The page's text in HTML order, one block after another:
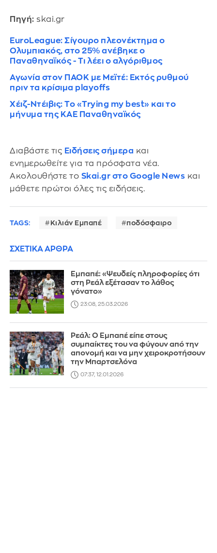
Πηγή: skai.gr
EuroLeague: Σίγουρο πλεονέκτημα ο
Ολυμπιακός, στο 25% ανέβηκε ο
Παναθηναϊκός - Τι λέει ο αλγόριθμος
Αγωνία στον ΠΑΟΚ με Μεϊτέ: Εκτός ρυθμού
πριν τα κρίσιμα playoffs
Χέιζ-Ντέιβις: Το «Trying my best» και το
μήνυμα της ΚΑΕ Παναθηναϊκός
Διαβάστε τις Ειδήσεις σήμερα και
ενημερωθείτε για τα πρόσφατα νέα.
Ακολουθήστε το Skai.gr στο Google News και
μάθετε πρώτοι όλες τις ειδήσεις.
TAGS: Κιλιάν Εμπαπέ ποδόσφαιρο
ΣΧΕΤΙΚΑ ΑΡΘΡΑ
Εμπαπέ: «Ψευδείς πληροφορίες ότι
στη Ρεάλ εξέτασαν το λάθος
γόνατο»
23:08, 25.03.2026
Ρεάλ: Ο Εμπαπέ είπε στους
συμπαίκτες του να φύγουν από την
απονομή και να μην χειροκροτήσουν
την Μπαρτσελόνα
07:37, 12.01.2026